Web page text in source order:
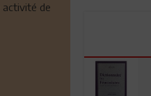
activité de